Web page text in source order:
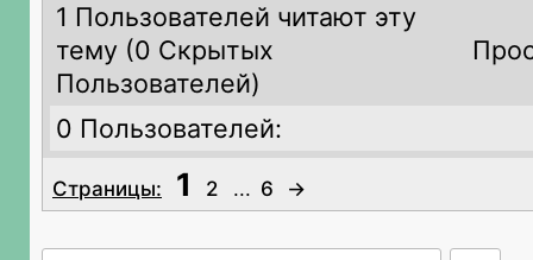
1 Пользователей читают эту
тему (0 Скрытых
Пользователей)
0 Пользователей:
Страницы: 1 2 ... 6 →